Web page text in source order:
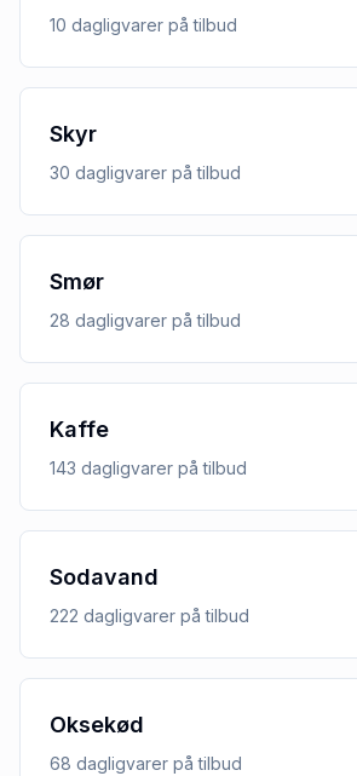
10 dagligvarer på tilbud
Skyr
30 dagligvarer på tilbud
Smør
28 dagligvarer på tilbud
Kaffe
143 dagligvarer på tilbud
Sodavand
222 dagligvarer på tilbud
Oksekød
68 dagligvarer på tilbud